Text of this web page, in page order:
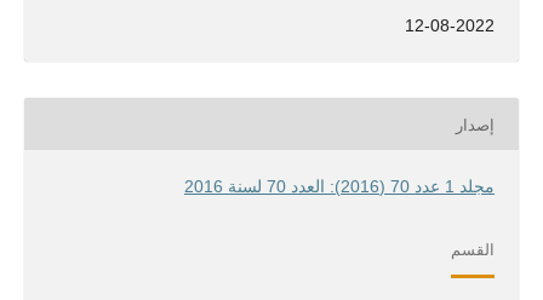
12-08-2022
إصدار
مجلد 1 عدد 70 (2016): العدد 70 لسنة 2016
القسم